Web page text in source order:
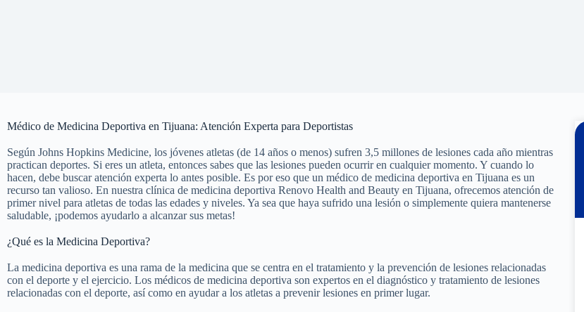
Médico de Medicina Deportiva en Tijuana: Atención Experta para Deportistas
Según Johns Hopkins Medicine, los jóvenes atletas (de 14 años o menos) sufren 3,5 millones de lesiones cada año mientras
practican deportes. Si eres un atleta, entonces sabes que las lesiones pueden ocurrir en cualquier momento. Y cuando lo
hacen, debe buscar atención experta lo antes posible. Es por eso que un médico de medicina deportiva en Tijuana es un
recurso tan valioso. En nuestra clínica de medicina deportiva Renovo Health and Beauty en Tijuana, ofrecemos atención de
primer nivel para atletas de todas las edades y niveles. Ya sea que haya sufrido una lesión o simplemente quiera mantenerse
saludable, ¡podemos ayudarlo a alcanzar sus metas!
¿Qué es la Medicina Deportiva?
La medicina deportiva es una rama de la medicina que se centra en el tratamiento y la prevención de lesiones relacionadas
con el deporte y el ejercicio. Los médicos de medicina deportiva son expertos en el diagnóstico y tratamiento de lesiones
relacionadas con el deporte, así como en ayudar a los atletas a prevenir lesiones en primer lugar.